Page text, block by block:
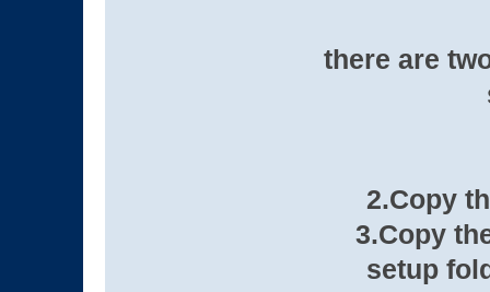
there are
2.Copy
3.Copy
setup